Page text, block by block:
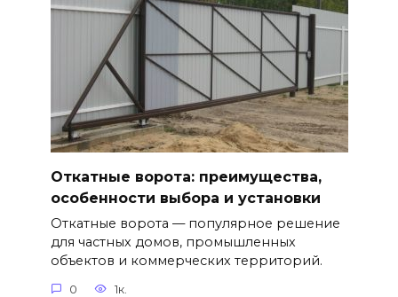
Откатные ворота: преимущества,
особенности выбора и установки
Откатные ворота — популярное решение
для частных домов, промышленных
объектов и коммерческих территорий.
0 1к.